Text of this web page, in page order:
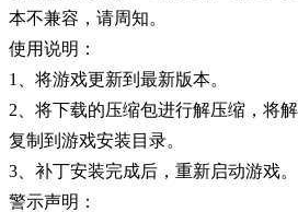
本不兼容，请周知。
使用说明：
1、将游戏更新到最新版本。
2、将下载的压缩包进行解压缩，将
复制到游戏安装目录。
3、补丁安装完成后，重新启动游戏。
警示声明：